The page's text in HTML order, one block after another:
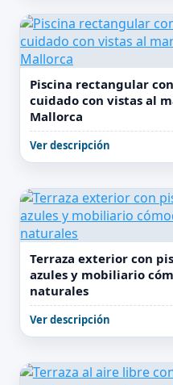
Piscina rectangular
cuidado con vistas al
Mallorca
Ver descripción
Terraza exterior con
azules y mobiliario
naturales
Ver descripción